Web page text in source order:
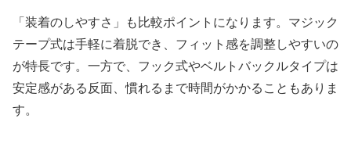
「装着のしやすさ」も比較ポイントになります。マジック
テープ式は手軽に着脱でき、フィット感を調整しやすいの
が特長です。一方で、フック式やベルトバックルタイプは
安定感がある反面、慣れるまで時間がかかることもありま
す。